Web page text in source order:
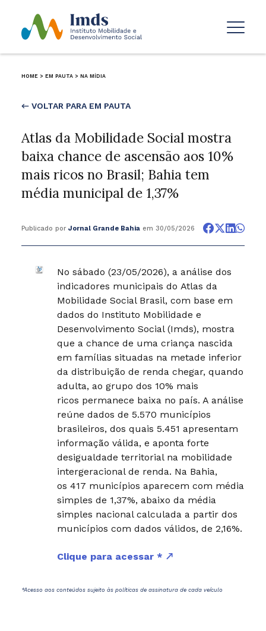
HOME > EM PAUTA > NA MÍDIA
← VOLTAR PARA EM PAUTA
Atlas da Mobilidade Social mostra
baixa chance de ascensão aos 10%
mais ricos no Brasil; Bahia tem
média municipal de 1,37%
Publicado por Jornal Grande Bahiaem 30/05/2026
No sábado (23/05/2026), a análise dos
indicadores municipais do Atlas da
Mobilidade Social Brasil, com base em
dados do Instituto Mobilidade e
Desenvolvimento Social (Imds), mostra
que a chance de uma criança nascida
em famílias situadas na metade inferior
da distribuição de renda chegar, quando
adulta, ao grupo dos 10% mais
ricos permanece baixa no país. A análise
reúne dados de 5.570 municípios
brasileiros, dos quais 5.451 apresentam
informação válida, e aponta forte
desigualdade territorial na mobilidade
intergeracional de renda. Na Bahia,
os 417 municípios aparecem com média
simples de 1,37%, abaixo da média
simples nacional calculada a partir dos
municípios com dados válidos, de 2,16%.
Clique para acessar *
*Acesso aos conteúdos sujeito às políticas de assinatura de cada veículo